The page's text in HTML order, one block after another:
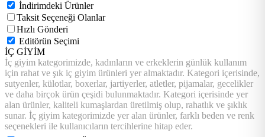
İndirimdeki Ürünler
Taksit Seçeneği Olanlar
Hızlı Gönderi
Editörün Seçimi
İÇ GİYİM
İç giyim kategorimizde, kadınların ve erkeklerin günlük kullanım
için rahat ve şık iç giyim ürünleri yer almaktadır. Kategori içerisinde,
sutyenler, külotlar, boxerlar, jartiyerler, atletler, pijamalar, gecelikler
ve daha birçok ürün çeşidi bulunmaktadır. Kategori içerisinde yer
alan ürünler, kaliteli kumaşlardan üretilmiş olup, rahatlık ve şıklık
sunar. İç giyim kategorimizde yer alan ürünler, farklı beden ve renk
seçenekleri ile kullanıcıların tercihlerine hitap eder.